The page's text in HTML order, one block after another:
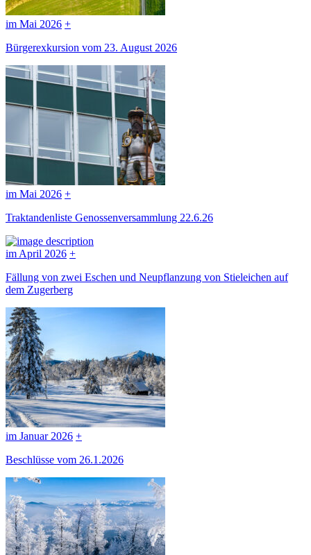
im Mai 2026 +
Bürgerexkursion vom 23. August 2026
im Mai 2026 +
Traktandenliste Genossenversammlung 22.6.26
im April 2026 +
Fällung von zwei Eschen und Neupflanzung von Stieleichen auf
dem Zugerberg
im Januar 2026 +
Beschlüsse vom 26.1.2026